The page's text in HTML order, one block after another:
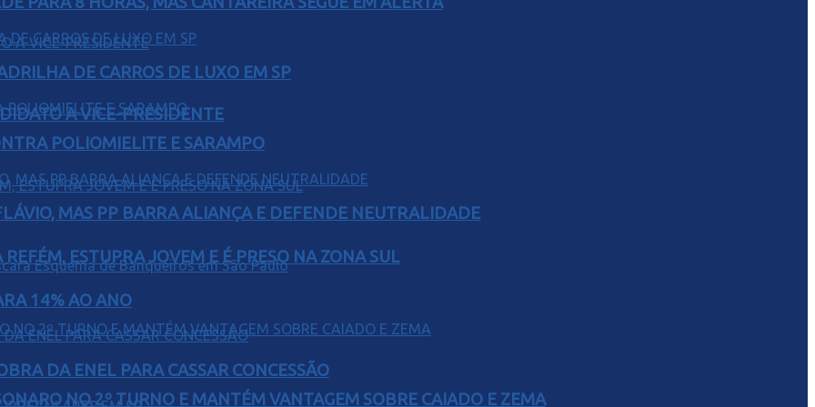
A VICE-PRESIDENTE
ESTUPRA JOVEM E É PRESO NA ZONA SUL
NO 2º TURNO E MANTÉM VANTAGEM SOBRE CAIADO E ZEMA
DE CARROS DE LUXO EM SP
POLIOMIELITE E SARAMPO
MAS PP BARRA ALIANÇA E DEFENDE NEUTRALIDADE
14% AO ANO
DA ENEL PARA CASSAR CONCESSÃO